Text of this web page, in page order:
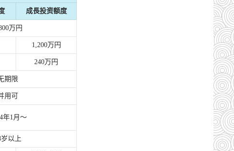
成長投资额度
万円
1,200万円
240万円
期限
用可
年1月～
岁以上